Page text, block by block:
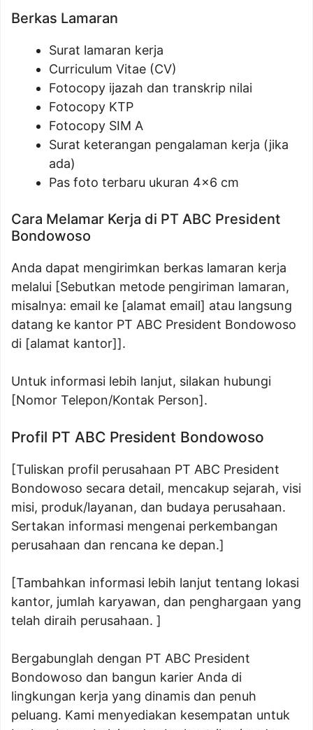
Berkas Lamaran
Surat lamaran kerja
Curriculum Vitae (CV)
Fotocopy ijazah dan transkrip nilai
Fotocopy KTP
Fotocopy SIM A
Surat keterangan pengalaman kerja (jika
ada)
Pas foto terbaru ukuran 4×6 cm
Cara Melamar Kerja di PT ABC President
Bondowoso
Anda dapat mengirimkan berkas lamaran kerja
melalui [Sebutkan metode pengiriman lamaran,
misalnya: email ke [alamat email] atau langsung
datang ke kantor PT ABC President Bondowoso
di [alamat kantor]].
Untuk informasi lebih lanjut, silakan hubungi
[Nomor Telepon/Kontak Person].
Profil PT ABC President Bondowoso
[Tuliskan profil perusahaan PT ABC President
Bondowoso secara detail, mencakup sejarah, visi
misi, produk/layanan, dan budaya perusahaan.
Sertakan informasi mengenai perkembangan
perusahaan dan rencana ke depan.]
[Tambahkan informasi lebih lanjut tentang lokasi
kantor, jumlah karyawan, dan penghargaan yang
telah diraih perusahaan. ]
Bergabunglah dengan PT ABC President
Bondowoso dan bangun karier Anda di
lingkungan kerja yang dinamis dan penuh
peluang. Kami menyediakan kesempatan untuk